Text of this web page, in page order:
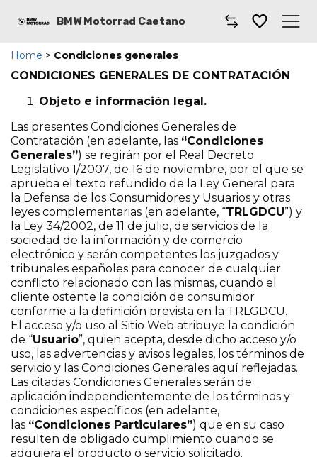
BMW Motorrad Caetano
Caetano
Taller
Motos BMW
Motos de ocasión
Boutique y accesorios
Blog
Promociones
Donde encontrarnos
RENT A RIDE
Home > Condiciones generales
CONDICIONES GENERALES DE CONTRATACIÓN
Objeto e información legal.
Las presentes Condiciones Generales de
Contratación (en adelante, las “Condiciones
Generales”) se regirán por el Real Decreto
Legislativo 1/2007, de 16 de noviembre, por el que se
aprueba el texto refundido de la Ley General para
la Defensa de los Consumidores y Usuarios y otras
leyes complementarias (en adelante, “TRLGDCU”) y
la Ley 34/2002, de 11 de julio, de servicios de la
sociedad de la información y de comercio
electrónico y serán competentes los juzgados y
tribunales españoles para conocer de cualquier
conflicto relacionado con las mismas, cuando el
cliente ostente la condición de consumidor
conforme a la definición prevista en la TRLGDCU.
El acceso y/o uso al Sitio Web atribuye la condición
de “Usuario”, quien acepta, desde dicho acceso y/o
uso, las advertencias y avisos legales, los términos de
servicio y las Condiciones Generales aquí reflejadas.
Las citadas Condiciones Generales serán de
aplicación independientemente de los términos y
condiciones específicos (en adelante,
las “Condiciones Particulares”) que en su caso
resulten de obligado cumplimiento cuando se
adquiera el producto o servicio solicitado.